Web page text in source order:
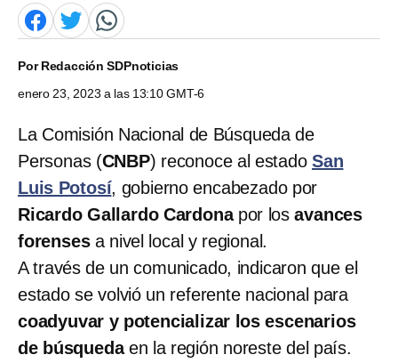
PorRedacción SDPnoticias
enero 23, 2023 a las 13:10 GMT-6
La Comisión Nacional de Búsqueda de
Personas (CNBP) reconoce al estadoSan
Luis Potosí, gobierno encabezado por
Ricardo Gallardo Cardonapor losavances
forensesa nivel local y regional.
A través de un comunicado, indicaron que el
estado se volvió un referente nacional para
coadyuvar y potencializar los escenarios
de búsquedaen la región noreste del país.